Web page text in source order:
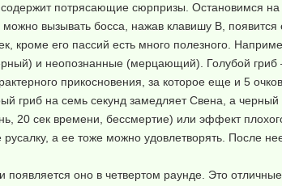
потрясающие сюрпризы. Остановимся
вызывать босса, нажав клавишу В, появится
кроме его пассий есть много полезного.
и неопознанные (мерцающий). Голубой гриб
прикосновения, за которое еще и 5
гриб на семь секунд замедляет Свена, а
20 сек времени, бессмертие) или эффект
а ее тоже можно удовлетворять. После
появляется оно в четвертом раунде. Это